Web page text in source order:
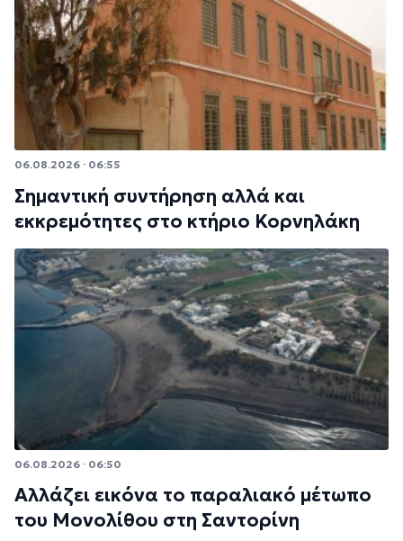
06.08.2026 · 06:55
Σημαντική συντήρηση αλλά και
εκκρεμότητες στο κτήριο Κορνηλάκη
06.08.2026 · 06:50
Αλλάζει εικόνα το παραλιακό μέτωπο
του Μονολίθου στη Σαντορίνη